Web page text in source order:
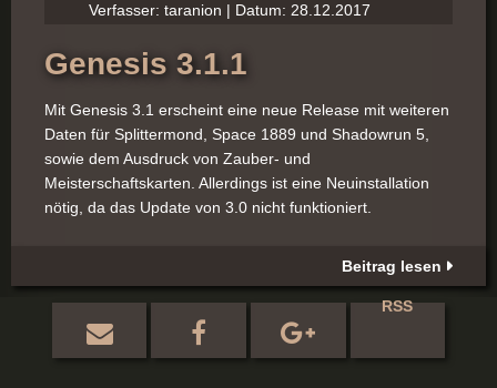
Verfasser: taranion | Datum: 28.12.2017
Genesis 3.1.1
Mit Genesis 3.1 erscheint eine neue Release mit weiteren
Daten für Splittermond, Space 1889 und Shadowrun 5,
sowie dem Ausdruck von Zauber- und
Meisterschaftskarten. Allerdings ist eine Neuinstallation
nötig, da das Update von 3.0 nicht funktioniert.
Beitrag lesen
RSS